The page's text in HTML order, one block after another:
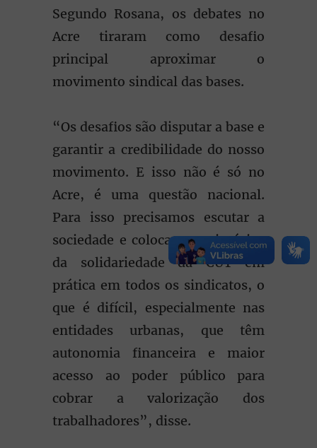
Segundo Rosana, os debates no
Acre tiraram como desafio
principal aproximar o
movimento sindical das bases.
“Os desafios são disputar a base e
garantir a credibilidade do nosso
movimento. E isso não é só no
Acre, é uma questão nacional.
Para isso precisamos escutar a
sociedade e colocar os princípios
da solidariedade da CUT em
prática em todos os sindicatos, o
que é difícil, especialmente nas
entidades urbanas, que têm
autonomia financeira e maior
acesso ao poder público para
cobrar a valorização dos
trabalhadores”, disse.